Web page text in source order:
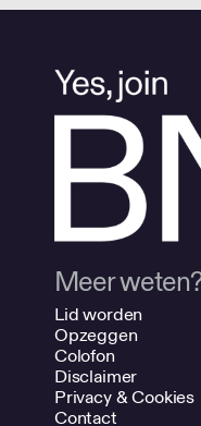
Meer
Lid worden
Opzeggen
Colofon
Disclaimer
Privacy & Cookies
Contact